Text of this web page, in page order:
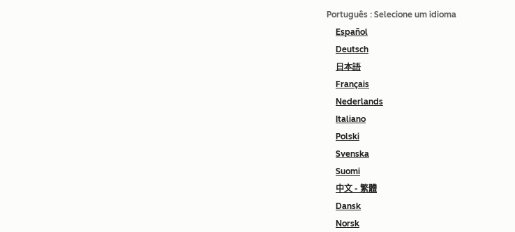
Português : Selecione um idioma
Español
Deutsch
日本語
Français
Nederlands
Italiano
Polski
Svenska
Suomi
中文 - 繁體
Dansk
Norsk